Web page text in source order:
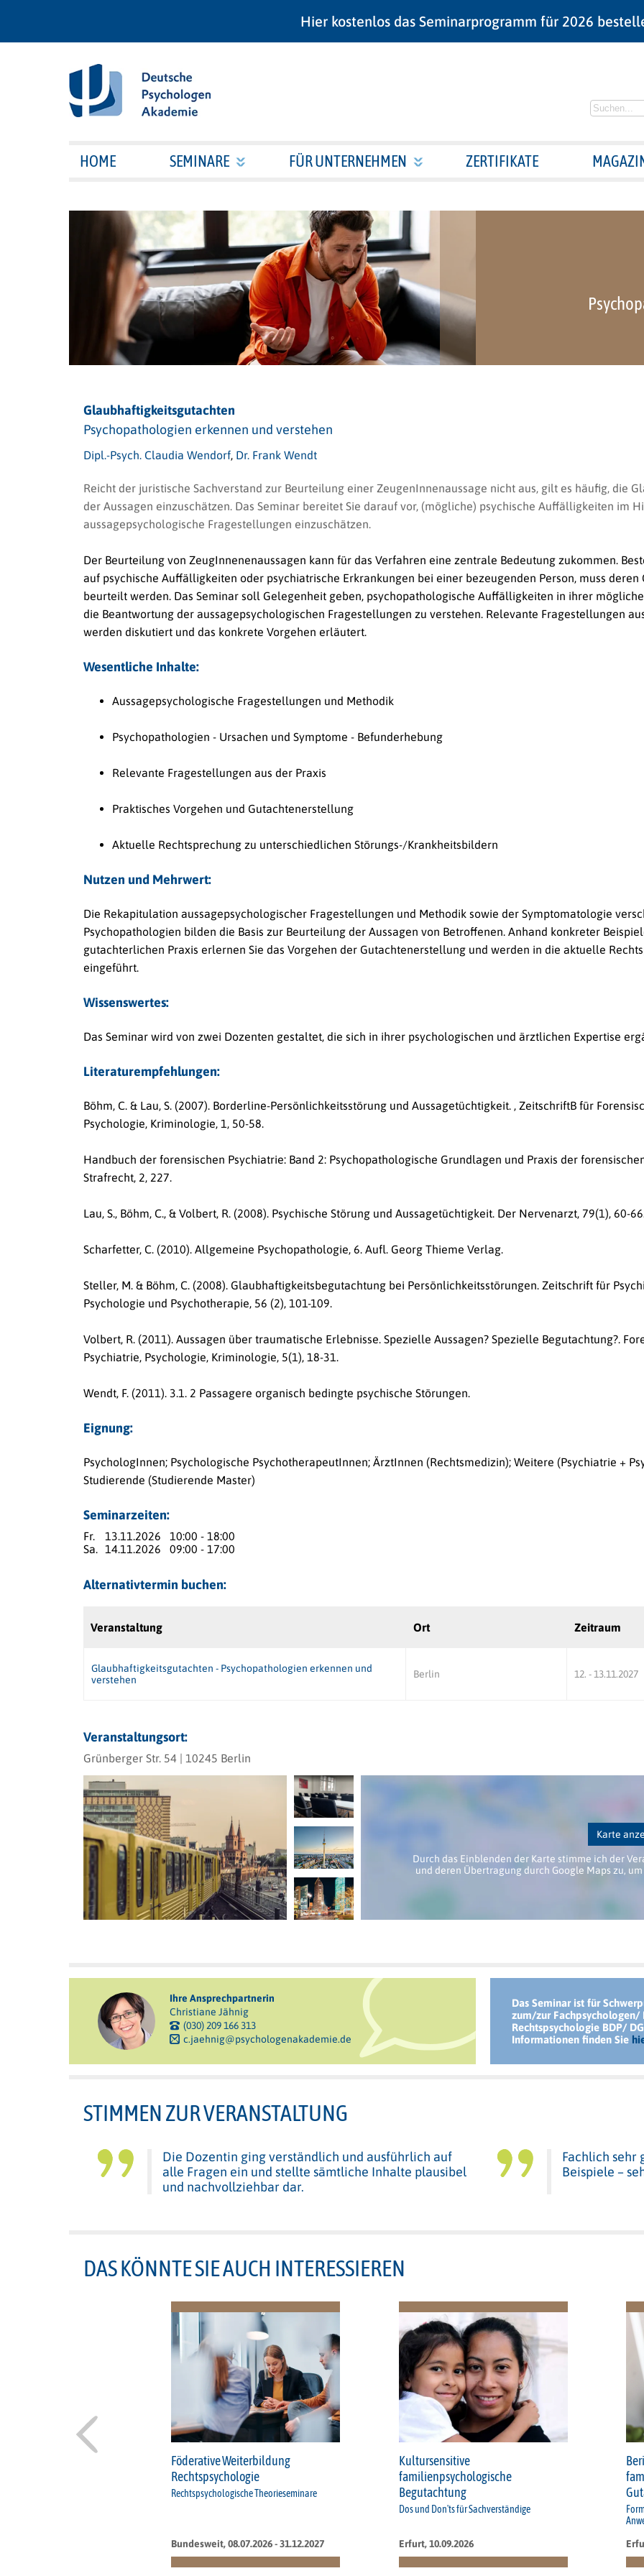
Hier kostenlos das Seminarprogramm für 2026
HOME SEMINARE FÜR UNTERNEHMEN ZERTIFIKATE
Glaubhaftigkeitsgutachten
Psychopathologien erkennen und verstehen
Dipl.-Psych. Claudia Wendorf, Dr. Frank Wendt
Reicht der juristische Sachverstand zur Beurteilung einer ZeugenInnenaussage nicht aus, gilt es häufig, die
der Aussagen einzuschätzen. Das Seminar bereitet Sie darauf vor, (mögliche) psychische Auffälligkeiten im
aussagepsychologische Fragestellungen einzuschätzen.
Der Beurteilung von ZeugInnenenaussagen kann für das Verfahren eine zentrale Bedeutung zukommen.
auf psychische Auffälligkeiten oder psychiatrische Erkrankungen bei einer bezeugenden Person, muss
beurteilt werden. Das Seminar soll Gelegenheit geben, psychopathologische Auffälligkeiten in ihrer
die Beantwortung der aussagepsychologischen Fragestellungen zu verstehen. Relevante Fragestellungen
werden diskutiert und das konkrete Vorgehen erläutert.
Wesentliche Inhalte:
Aussagepsychologische Fragestellungen und Methodik
Psychopathologien - Ursachen und Symptome - Befunderhebung
Relevante Fragestellungen aus der Praxis
Praktisches Vorgehen und Gutachtenerstellung
Aktuelle Rechtsprechung zu unterschiedlichen Störungs-/Krankheitsbildern
Nutzen und Mehrwert:
Die Rekapitulation aussagepsychologischer Fragestellungen und Methodik sowie der Symptomatologie
Psychopathologien bilden die Basis zur Beurteilung der Aussagen von Betroffenen. Anhand konkreter
gutachterlichen Praxis erlernen Sie das Vorgehen der Gutachtenerstellung und werden in die aktuelle
eingeführt.
Wissenswertes:
Das Seminar wird von zwei Dozenten gestaltet, die sich in ihrer psychologischen und ärztlichen Expertise
Literaturempfehlungen:
Böhm, C. & Lau, S. (2007). Borderline-Persönlichkeitsstörung und Aussagetüchtigkeit. , ZeitschriftB für
Psychologie, Kriminologie, 1, 50-58.
Handbuch der forensischen Psychiatrie: Band 2: Psychopathologische Grundlagen und Praxis der
Strafrecht, 2, 227.
Lau, S., Böhm, C., & Volbert, R. (2008). Psychische Störung und Aussagetüchtigkeit. Der Nervenarzt, 79(1), 60-
Scharfetter, C. (2010). Allgemeine Psychopathologie, 6. Aufl. Georg Thieme Verlag.
Steller, M. & Böhm, C. (2008). Glaubhaftigkeitsbegutachtung bei Persönlichkeitsstörungen. Zeitschrift für
Psychologie und Psychotherapie, 56 (2), 101-109.
Volbert, R. (2011). Aussagen über traumatische Erlebnisse. Spezielle Aussagen? Spezielle Begutachtung?.
Psychiatrie, Psychologie, Kriminologie, 5(1), 18-31.
Wendt, F. (2011). 3.1. 2 Passagere organisch bedingte psychische Störungen.
Eignung:
PsychologInnen; Psychologische PsychotherapeutInnen; ÄrztInnen (Rechtsmedizin); Weitere (Psychiatrie +
Studierende (Studierende Master)
Seminarzeiten:
Fr. 13.11.2026
10:00 - 18:00
Sa. 14.11.2026 09:00 - 17:00
Alternativtermin buchen:
Veranstaltung Ort Zeitraum
Glaubhaftigkeitsgutachten - Psychopathologien erkennen und
verstehen
Berlin 12. - 13.11.2027
Veranstaltungsort:
Grünberger Str. 54 | 10245 Berlin
Karte
Durch das Einblenden der Karte stimme ich der
und deren Übertragung durch Google Maps zu,
Ihre Ansprechpartnerin
Christiane Jähnig
(030) 209 166 313
c.jaehnig@psychologenakademie.de
Das Seminar ist für
zum/zur Fachpsychologen/
Rechtspsychologie BDP/
Informationen finden Sie
STIMMEN ZUR VERANSTALTUNG
Die Dozentin ging verständlich und ausführlich auf
alle Fragen ein und stellte sämtliche Inhalte plausibel
und nachvollziehbar dar.
Fachlich sehr
Beispiele –
DAS KÖNNTE SIE AUCH INTERESSIEREN
Föderative Weiterbildung
Rechtspsychologie
Rechtspsychologische Theorieseminare
Bundesweit, 08.07.2026 - 31.12.2027
Kultursensitive
familienpsychologische
Begutachtung
Dos und Don'ts für Sachverständige
Erfurt, 10.09.2026